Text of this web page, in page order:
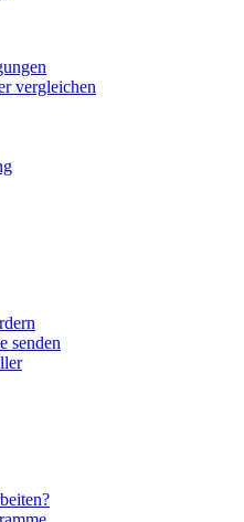
vergleichen
senden